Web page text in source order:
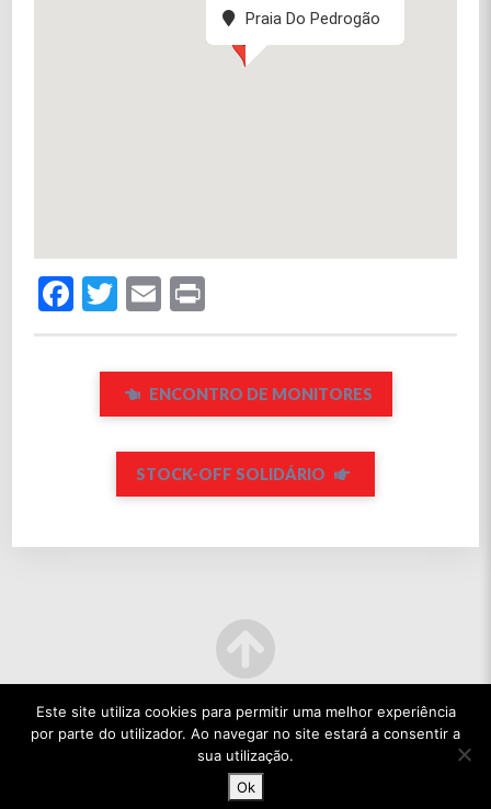
Praia Do Pedrogão
Facebook
Twitter
Email
ENCONTRO DE MONITORES
STOCK-OFF SOLIDÁRIO
© 2022 TODOS OS DIREITOS RESERVADOS.
Este site utiliza cookies para permitir uma melhor experiência
por parte do utilizador. Ao navegar no site estará a consentir a
sua utilização.
Ok